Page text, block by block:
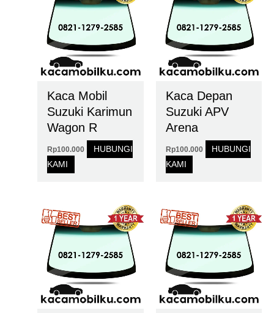
Kaca Mobil
Suzuki Karimun
Wagon R
Rp100.000
HUBUNGI
KAMI
Kaca Depan
Suzuki APV
Arena
Rp100.000
HUBUNGI
KAMI